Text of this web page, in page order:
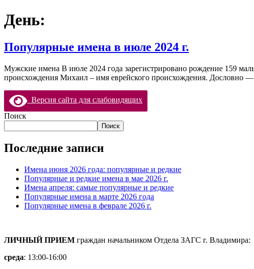
День:
Популярные имена в июле 2024 г.
Мужские имена В июле 2024 года зарегистрировано рождение 159
происхождения Михаил – имя еврейского происхождения.
Версия сайта для слабовидящих
Поиск
Поиск
Последние записи
Имена июня 2026 года: популярные и редкие
Популярные и редкие имена в мае 2026 г.
Имена апреля: самые популярные и редкие
Популярные имена в марте 2026 года
Популярные имена в феврале 2026 г.
ЛИЧНЫЙ ПРИЕМ граждан начальником Отдела ЗАГС г. Владимира:
среда: 13:00-16:00